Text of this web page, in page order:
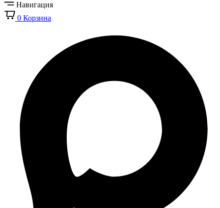
Навигация
0 Корзина